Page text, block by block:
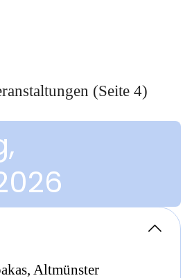
(Seite 4)
Altmünster